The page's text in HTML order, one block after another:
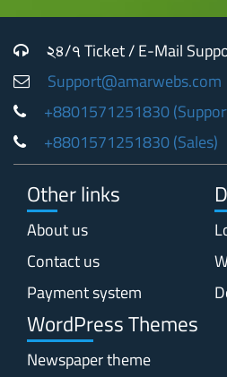
২৪/৭ Ticket / E-Mail
Support@amarwebs.com
+8801571251830
+8801571251830 (Sales)
Other links
About us
Contact us
Payment system
WordPress Themes
Newspaper theme